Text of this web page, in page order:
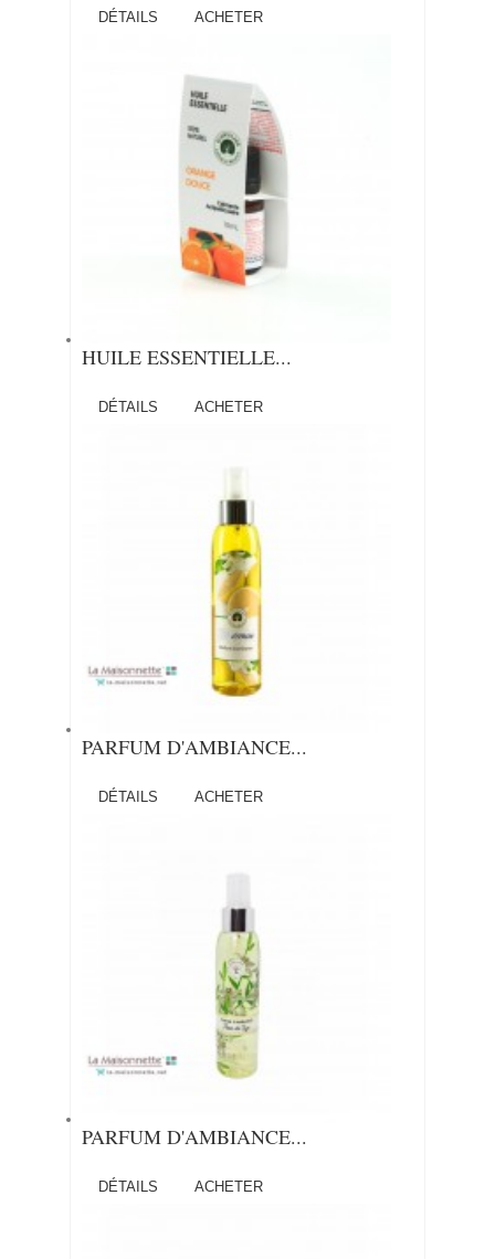
DÉTAILS ACHETER
HUILE ESSENTIELLE...
DÉTAILS ACHETER
PARFUM D'AMBIANCE...
DÉTAILS ACHETER
PARFUM D'AMBIANCE...
DÉTAILS ACHETER